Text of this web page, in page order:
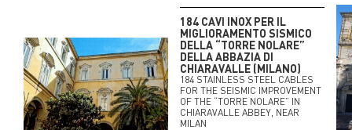
184 CAVI INOX PER IL
MIGLIORAMENTO SISMICO
DELLA “TORRE NOLARE”
DELLA ABBAZIA DI
CHIARAVALLE (MILANO)
184 STAINLESS STEEL CABLES
FOR THE SEISMIC IMPROVEMENT
OF THE “TORRE NOLARE” IN
CHIARAVALLE ABBEY, NEAR
MILAN